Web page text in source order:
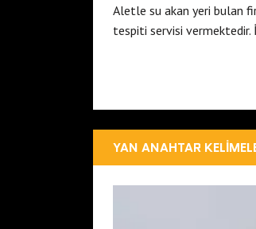
Aletle su akan yeri bulan
tespiti servisi
YAN ANAHTAR